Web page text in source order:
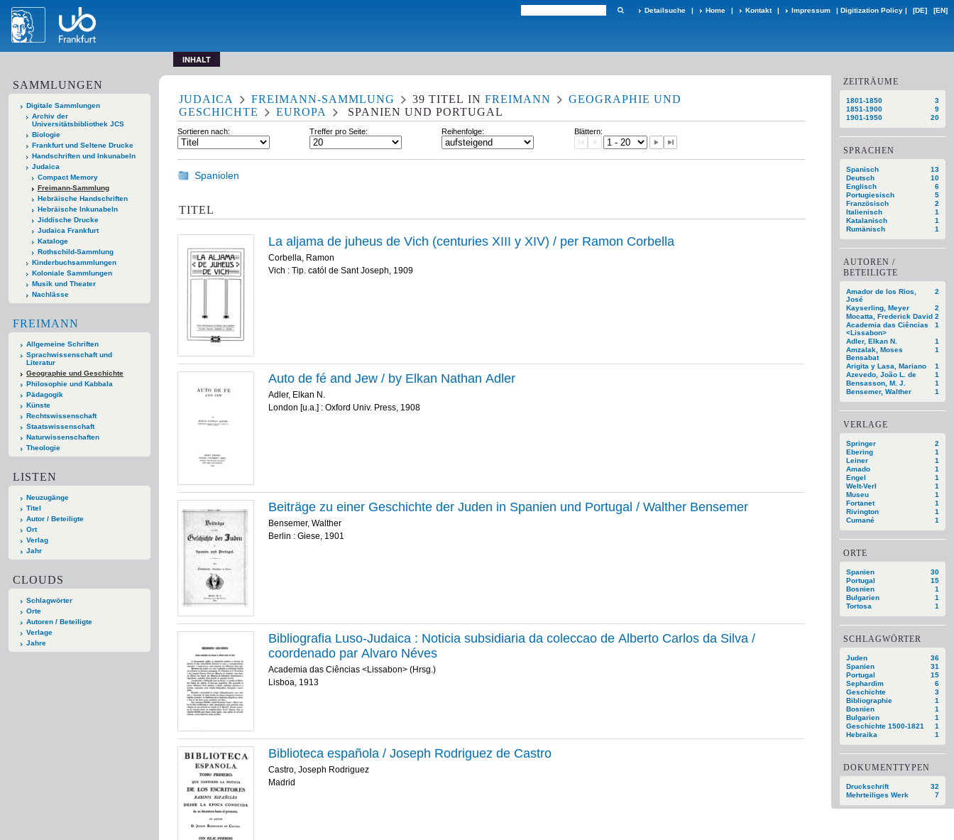
Detailsuche | Home | Kontakt | Impressum | Digitization Policy | [DE] [EN]
INHALT
SAMMLUNGEN
Digitale Sammlungen
Archiv der
Universitätsbibliothek JCS
Biologie
Frankfurt und Seltene Drucke
Handschriften und Inkunabeln
Judaica
Compact Memory
Freimann-Sammlung
Hebräische Handschriften
Hebräische Inkunabeln
Jiddische Drucke
Judaica Frankfurt
Kataloge
Rothschild-Sammlung
Kinderbuchsammlungen
Koloniale Sammlungen
Musik und Theater
Nachlässe
FREIMANN
Allgemeine Schriften
Sprachwissenschaft und
Literatur
Geographie und Geschichte
Philosophie und Kabbala
Pädagogik
Künste
Rechtswissenschaft
Staatswissenschaft
Naturwissenschaften
Theologie
LISTEN
Neuzugänge
Titel
Autor / Beteiligte
Ort
Verlag
Jahr
CLOUDS
Schlagwörter
Orte
Autoren / Beteiligte
Verlage
Jahre
ZEITRÄUME
3
1801-1850
9
1851-1900
20
1901-1950
SPRACHEN
13
Spanisch
10
Deutsch
6
Englisch
5
Portugiesisch
2
Französisch
1
Italienisch
1
Katalanisch
1
Rumänisch
AUTOREN /
BETEILIGTE
2
Amador de los Rios,
José
2
Kayserling, Meyer
2
Mocatta, Frederick David
1
Academia das Ciências
<Lissabon>
1
Adler, Elkan N.
1
Amzalak, Moses
Bensabat
1
Arigita y Lasa, Mariano
1
Azevedo, João L. de
1
Bensasson, M. J.
1
Bensemer, Walther
VERLAGE
2
Springer
1
Ebering
1
Leiner
1
Amado
1
Engel
1
Welt-Verl
1
Museu
1
Fortanet
1
Rivington
1
Cumané
ORTE
30
Spanien
15
Portugal
1
Bosnien
1
Bulgarien
1
Tortosa
SCHLAGWÖRTER
36
Juden
31
Spanien
15
Portugal
6
Sephardim
3
Geschichte
1
Bibliographie
1
Bosnien
1
Bulgarien
1
Geschichte 1500-1821
1
Hebraika
DOKUMENTTYPEN
32
Druckschrift
7
Mehrteiliges Werk
JUDAICA FREIMANN-SAMMLUNG 39 TITEL IN FREIMANN
GEOGRAPHIE UND
GESCHICHTE
EUROPA SPANIEN UND PORTUGAL
Sortieren nach: Treffer pro Seite: Reihenfolge: Blättern:
Spaniolen
TITEL
La aljama de juheus de Vich (centuries XIII y XIV) / per Ramon Corbella
Corbella, Ramon
Vich : Tip. catól de Sant Joseph, 1909
Auto de fé and Jew / by Elkan Nathan Adler
Adler, Elkan N.
London [u.a.] : Oxford Univ. Press, 1908
Beiträge zu einer Geschichte der Juden in Spanien und Portugal / Walther Bensemer
Bensemer, Walther
Berlin : Giese, 1901
Bibliografia Luso-Judaica : Noticia subsidiaria da coleccao de Alberto Carlos da Silva /
coordenado par Alvaro Néves
Academia das Ciências <Lissabon> (Hrsg.)
Lisboa, 1913
Biblioteca española / Joseph Rodriguez de Castro
Castro, Joseph Rodriguez
Madrid